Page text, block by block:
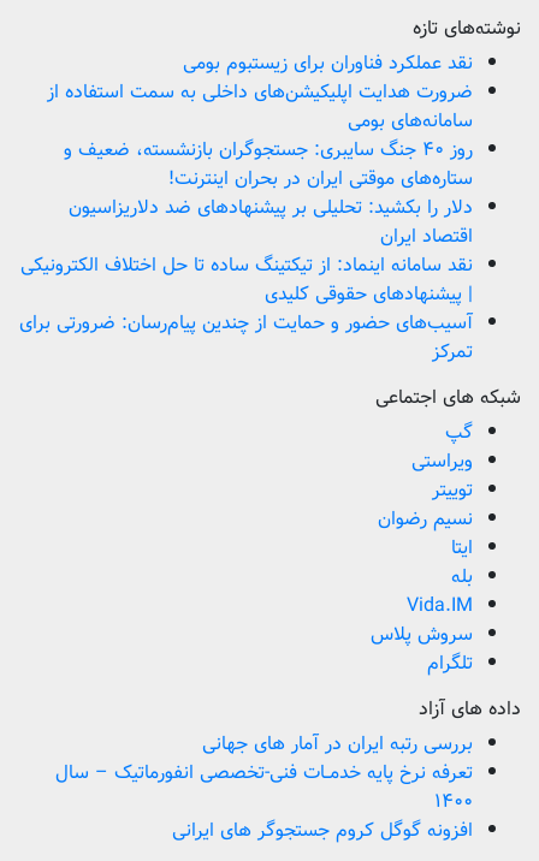
نوشته‌های تازه
نقد عملکرد فناوران برای زیستبوم بومی
ضرورت هدایت اپلیکیشن‌های داخلی به سمت استفاده از
سامانه‌های بومی
روز ۴۰ جنگ سایبری: جستجوگران بازنشسته، ضعیف و
ستاره‌های موقتی ایران در بحران اینترنت!
دلار را بکشید: تحلیلی بر پیشنهادهای ضد دلاریزاسیون
اقتصاد ایران
نقد سامانه اینماد: از تیکتینگ ساده تا حل اختلاف الکترونیکی
| پیشنهادهای حقوقی کلیدی
آسیب‌های حضور و حمایت از چندین پیام‌رسان: ضرورتی برای
تمرکز
شبکه های اجتماعی
گپ
ویراستی
توییتر
نسیم رضوان
ایتا
بله
Vida.IM
سروش پلاس
تلگرام
داده های آزاد
بررسی رتبه ایران در آمار های جهانی
تعرفه نرخ پایه خدمــات فنی-تخصصی انفورماتیک – سال
۱۴۰۰
افزونه گوگل کروم جستجوگر های ایرانی